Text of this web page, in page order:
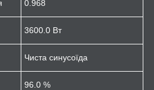
0.968
3600.0 Вт
Чиста синусоїда
96.0 %